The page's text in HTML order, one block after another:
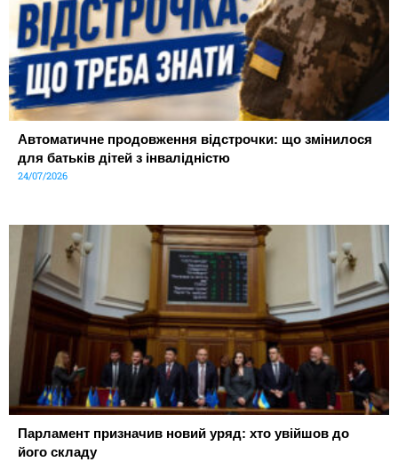
Автоматичне продовження відстрочки: що змінилося
для батьків дітей з інвалідністю
24/07/2026
Парламент призначив новий уряд: хто увійшов до
його складу